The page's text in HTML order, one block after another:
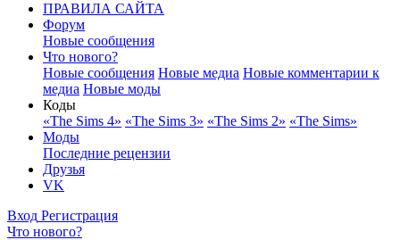
ПРАВИЛА САЙТА
Форум
Новые сообщения
Что нового?
Новые сообщения Новые медиа Новые комментарии к
медиа Новые моды
Коды
«The Sims 4» «The Sims 3» «The Sims 2» «The Sims»
Моды
Последние рецензии
Друзья
VK
Вход Регистрация
Что нового?